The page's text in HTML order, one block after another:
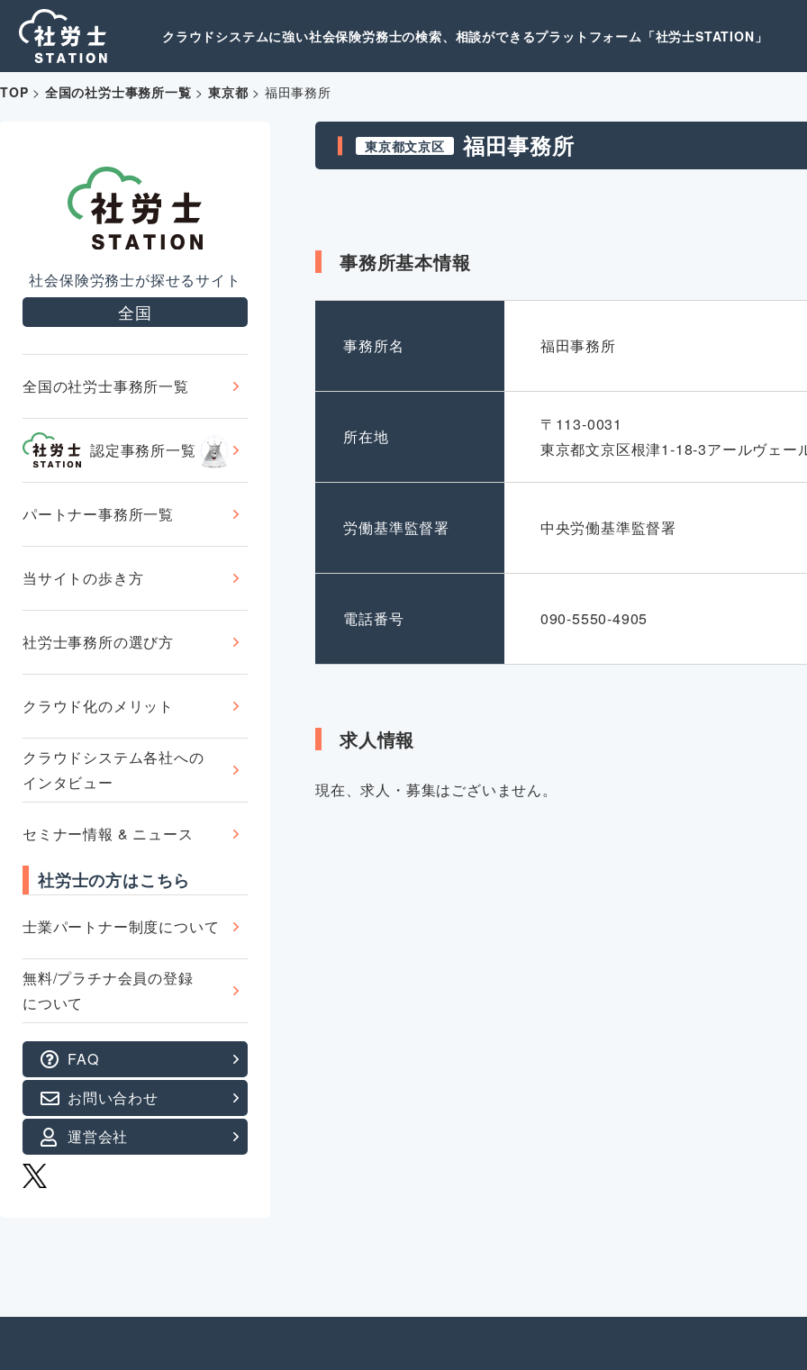
クラウドシステムに強い社会保険労務士の検索、相談ができるプラットフォーム「社労士STATION」
TOP > 全国の社労士事務所一覧 >東京都 > 福田事務所
社会保険労務士が探せるサイト
全国
全国の社労士事務所一覧
認定事務所一覧
パートナー事務所一覧
当サイトの歩き方
社労士事務所の選び方
クラウド化のメリット
クラウドシステム各社への
インタビュー
セミナー情報 & ニュース
社労士の方はこちら
士業パートナー制度について
無料/プラチナ会員の登録
について
FAQ
お問い合わせ
運営会社
東京都文京区 福田事務所
事務所基本情報
事務所名 福田事務所
所在地
〒113-0031
東京都文京区根津1-18-3アールヴェー
労働基準監督署 中央労働基準監督署
電話番号 090-5550-4905
求人情報
現在、求人・募集はございません。